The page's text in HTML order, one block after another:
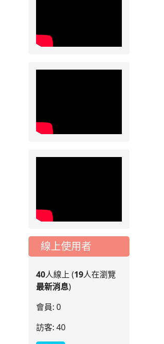
比賽通知
線上使用者
40人線上 (19人在瀏覽
最新消息)
會員: 0
訪客: 40